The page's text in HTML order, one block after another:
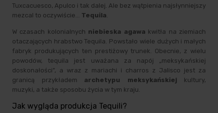
Tuxcacuesco, Apulco i tak dalej. Ale bez wątpienia najsłynniejszy
mezcal to oczywiście… Tequila
W czasach kolonialnych niebieska agawa kwitła na ziemiach
otaczających hrabstwo Tequila. Powstało wiele dużych i małych
fabryk produkujących ten prestiżowy trunek. Obecnie, z wielu
powodów, tequila jest uważana za napój „meksykańskiej
doskonałości”, a wraz z mariachi i charros z Jalisco jest za
granicą przykładem archetypu meksykańskiej kultury,
muzyki, a także sposobu życia w tym kraju.
Jak wygląda produkcja Tequili?